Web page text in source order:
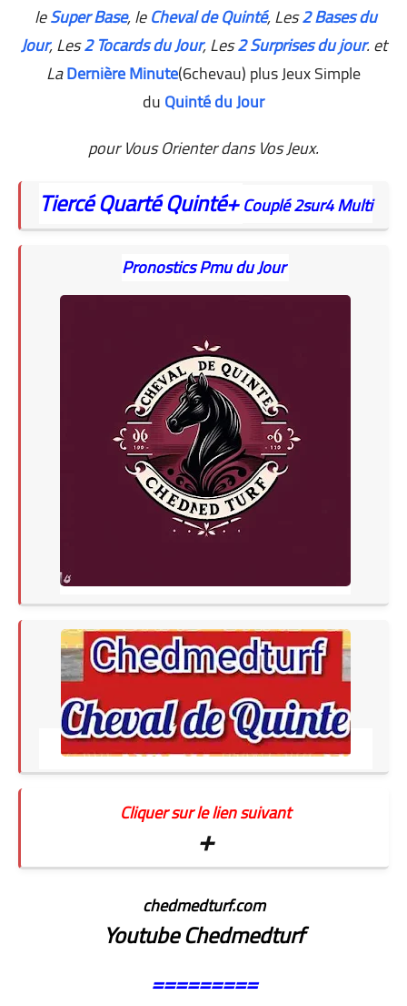
leSuper Base, leCheval de Quinté, Les2 Bases du
Jour,Les2 Tocards du Jour, Les2 Surprises du jour. et
LaDernière Minute(6chevau) plus Jeux Simple
duQuinté du Jour
pour Vous Orienter dans Vos Jeux.
TiercéQuartéQuinté+Couplé2sur4Multi
Pronostics Pmu du Jour
Cliquer sur le lien suivant
+
chedmedturf.com
Youtube Chedmedturf
=========